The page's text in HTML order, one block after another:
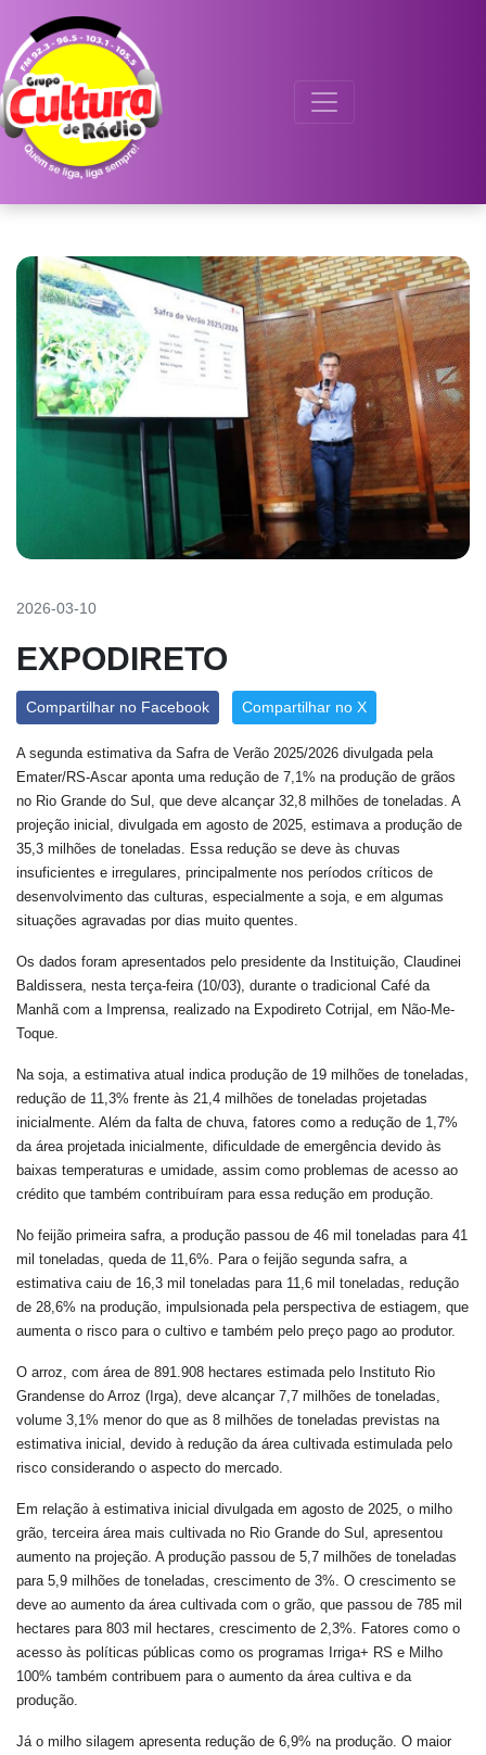
2026-03-10
EXPODIRETO
Compartilhar no Facebook Compartilhar no X
A segunda estimativa da Safra de Verão 2025/2026 divulgada pela
Emater/RS-Ascar aponta uma redução de 7,1% na produção de grãos
no Rio Grande do Sul, que deve alcançar 32,8 milhões de toneladas. A
projeção inicial, divulgada em agosto de 2025, estimava a produção de
35,3 milhões de toneladas. Essa redução se deve às chuvas
insuficientes e irregulares, principalmente nos períodos críticos de
desenvolvimento das culturas, especialmente a soja, e em algumas
situações agravadas por dias muito quentes.
Os dados foram apresentados pelo presidente da Instituição, Claudinei
Baldissera, nesta terça-feira (10/03), durante o tradicional Café da
Manhã com a Imprensa, realizado na Expodireto Cotrijal, em Não-Me-
Toque.
Na soja, a estimativa atual indica produção de 19 milhões de toneladas,
redução de 11,3% frente às 21,4 milhões de toneladas projetadas
inicialmente. Além da falta de chuva, fatores como a redução de 1,7%
da área projetada inicialmente, dificuldade de emergência devido às
baixas temperaturas e umidade, assim como problemas de acesso ao
crédito que também contribuíram para essa redução em produção.
No feijão primeira safra, a produção passou de 46 mil toneladas para 41
mil toneladas, queda de 11,6%. Para o feijão segunda safra, a
estimativa caiu de 16,3 mil toneladas para 11,6 mil toneladas, redução
de 28,6% na produção, impulsionada pela perspectiva de estiagem, que
aumenta o risco para o cultivo e também pelo preço pago ao produtor.
O arroz, com área de 891.908 hectares estimada pelo Instituto Rio
Grandense do Arroz (Irga), deve alcançar 7,7 milhões de toneladas,
volume 3,1% menor do que as 8 milhões de toneladas previstas na
estimativa inicial, devido à redução da área cultivada estimulada pelo
risco considerando o aspecto do mercado.
Em relação à estimativa inicial divulgada em agosto de 2025, o milho
grão, terceira área mais cultivada no Rio Grande do Sul, apresentou
aumento na projeção. A produção passou de 5,7 milhões de toneladas
para 5,9 milhões de toneladas, crescimento de 3%. O crescimento se
deve ao aumento da área cultivada com o grão, que passou de 785 mil
hectares para 803 mil hectares, crescimento de 2,3%. Fatores como o
acesso às políticas públicas como os programas Irriga+ RS e Milho
100% também contribuem para o aumento da área cultiva e da
produção.
Já o milho silagem apresenta redução de 6,9% na produção. O maior